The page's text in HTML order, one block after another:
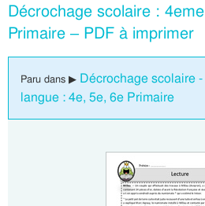
Décrochage scolaire :
Primaire – PDF à imprimer
Paru dans ▶ Décrochage scolaire
langue : 4e, 5e, 6e Primaire